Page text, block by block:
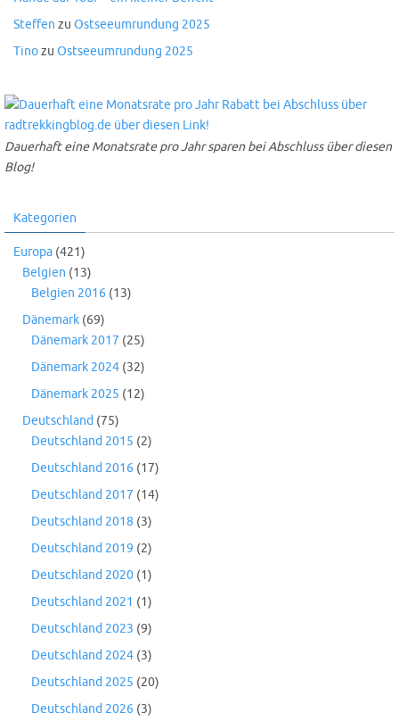
Steffen zu Ostseeumrundung 2025
Tinozu Ostseeumrundung 2025
Dauerhaft eine Monatsrate pro Jahr sparen bei Abschluss über diesen
Blog!
Kategorien
Europa (421)
Belgien (13)
Belgien 2016 (13)
Dänemark (69)
Dänemark 2017 (25)
Dänemark 2024 (32)
Dänemark 2025 (12)
Deutschland (75)
Deutschland 2015 (2)
Deutschland 2016 (17)
Deutschland 2017 (14)
Deutschland 2018 (3)
Deutschland 2019 (2)
Deutschland 2020 (1)
Deutschland 2021 (1)
Deutschland 2023 (9)
Deutschland 2024 (3)
Deutschland 2025 (20)
Deutschland 2026 (3)